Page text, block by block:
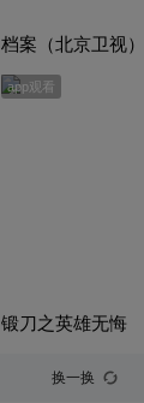
档案（北京卫视）
app观看
锻刀之英雄无悔
换一换